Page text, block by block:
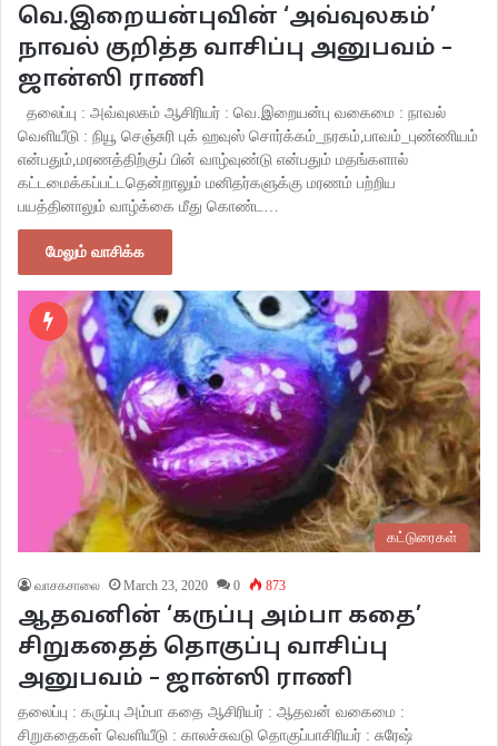
வெ.இறையன்புவின் ‘அவ்வுலகம்’
நாவல் குறித்த வாசிப்பு அனுபவம் –
ஜான்ஸி ராணி
தலைப்பு : அவ்வுலகம் ஆசிரியர் : வெ.இறையன்பு வகைமை : நாவல்
வெளியீடு : நியூ செஞ்சுரி புக் ஹவுஸ் சொர்க்கம்_நரகம்,பாவம்_புண்ணியம்
என்பதும்,மரணத்திற்குப் பின் வாழ்வுண்டு என்பதும் மதங்களால்
கட்டமைக்கப்பட்டதென்றாலும் மனிதர்களுக்கு மரணம் பற்றிய
பயத்தினாலும் வாழ்க்கை மீது கொண்ட…
மேலும் வாசிக்க
கட்டுரைகள்
வாசகசாலை March 23, 2020 0 873
ஆதவனின் ‘கருப்பு அம்பா கதை’
சிறுகதைத் தொகுப்பு வாசிப்பு
அனுபவம் – ஜான்ஸி ராணி
தலைப்பு : கருப்பு அம்பா கதை ஆசிரியர் : ஆதவன் வகைமை :
சிறுகதைகள் வெளியீடு : காலச்சுவடு தொகுப்பாசிரியர் : சுரேஷ்